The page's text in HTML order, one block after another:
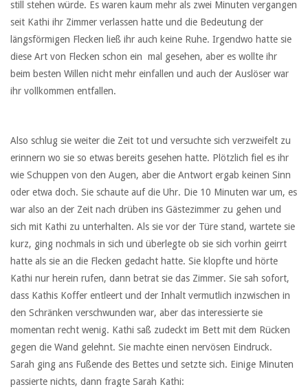
still stehen würde. Es waren kaum mehr als zwei Minuten vergangen
seit Kathi ihr Zimmer verlassen hatte und die Bedeutung der
längsförmigen Flecken ließ ihr auch keine Ruhe. Irgendwo hatte sie
diese Art von Flecken schon ein mal gesehen, aber es wollte ihr
beim besten Willen nicht mehr einfallen und auch der Auslöser war
ihr vollkommen entfallen.
Also schlug sie weiter die Zeit tot und versuchte sich verzweifelt zu
erinnern wo sie so etwas bereits gesehen hatte. Plötzlich fiel es ihr
wie Schuppen von den Augen, aber die Antwort ergab keinen Sinn
oder etwa doch. Sie schaute auf die Uhr. Die 10 Minuten war um, es
war also an der Zeit nach drüben ins Gästezimmer zu gehen und
sich mit Kathi zu unterhalten. Als sie vor der Türe stand, wartete sie
kurz, ging nochmals in sich und überlegte ob sie sich vorhin geirrt
hatte als sie an die Flecken gedacht hatte. Sie klopfte und hörte
Kathi nur herein rufen, dann betrat sie das Zimmer. Sie sah sofort,
dass Kathis Koffer entleert und der Inhalt vermutlich inzwischen in
den Schränken verschwunden war, aber das interessierte sie
momentan recht wenig. Kathi saß zudeckt im Bett mit dem Rücken
gegen die Wand gelehnt. Sie machte einen nervösen Eindruck.
Sarah ging ans Fußende des Bettes und setzte sich. Einige Minuten
passierte nichts, dann fragte Sarah Kathi: